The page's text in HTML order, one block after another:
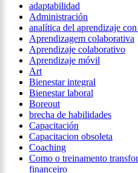
adaptabilidad
Administración
analítica del aprendizaje
Aprendizagem colaborativa
Aprendizaje colaborativo
Aprendizaje móvil
Art
Bienestar integral
Bienestar laboral
Boreout
brecha de habilidades
Capacitación
Capacitacion obsoleta
Coaching
Como o treinamento
financeiro